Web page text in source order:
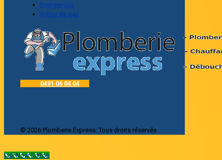
Energie gaz
Odeur de gaz
0491 06 04 04
© 2026 Plomberie Express. Tous droits réservés
Call Now Button